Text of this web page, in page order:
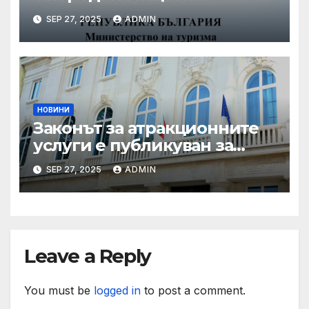
координирани проверки
през летния сезон
SEP 27, 2025 ADMIN
НОВИНИ
Законът за атракционните
услуги е публикуван за
обществено обсъждане
SEP 27, 2025 ADMIN
Leave a Reply
You must be logged in to post a comment.